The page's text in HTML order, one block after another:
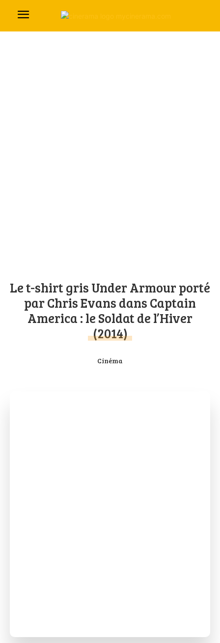
Le t-shirt gris Under Armour porté
par Chris Evans dans Captain
America : le Soldat de l’Hiver
(2014)
Cinéma